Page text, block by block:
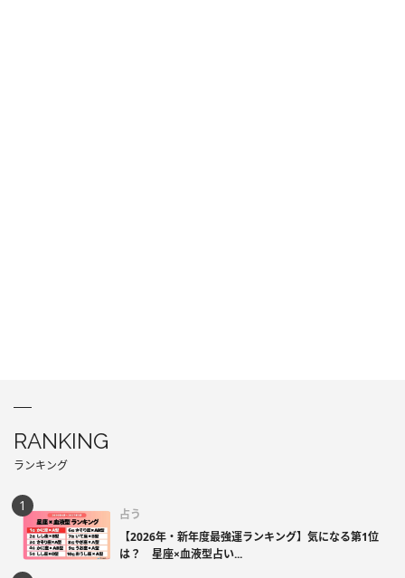
RANKING
ランキング
占う
【2026年・新年度最強運ランキング】気になる第1位
は？ 星座×血液型占い...